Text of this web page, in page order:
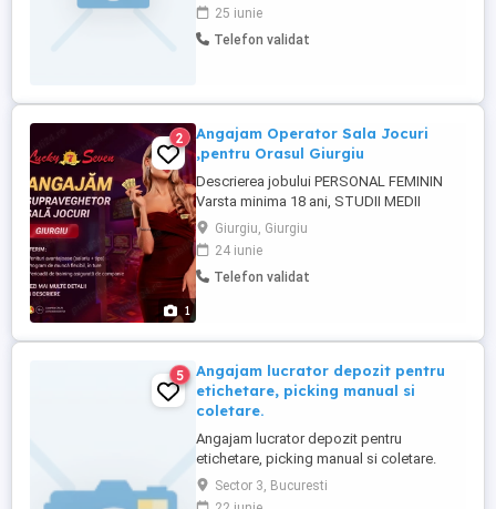
25 iunie
Telefon validat
1
2
Angajam Operator Sala Jocuri
,pentru Orasul Giurgiu
Descrierea jobului PERSONAL FEMININ
Varsta minima 18 ani, STUDII MEDII
(LICEU)CUNOSTINTE OPERARE PC NIVEL
MEDIU Responsabilitatile tale vor fi : -
intampinarea clientilor in sala de joc si
servirea cu bauturi din produsele de
Giurgiu, Giurgiu
24 iunie
Telefon validat
5
Angajam lucrator depozit pentru
etichetare, picking manual si
coletare.
Angajam lucrator depozit pentru
etichetare, picking manual si coletare.
Calificari si cerinte : - Studii necesare :
studii generale finalizate (minim diploma
Sector 3, Bucuresti